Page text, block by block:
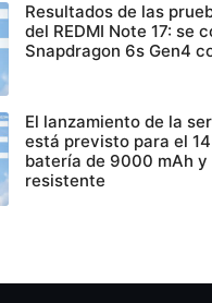
Resultados de las
del REDMI Note 17: se
Snapdragon 6s Gen4
El lanzamiento de la
está previsto para el
batería de 9000 mAh y
resistente